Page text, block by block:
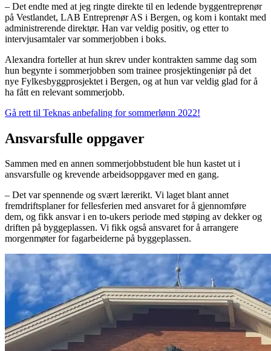
– Det endte med at jeg ringte direkte til en ledende byggentreprenør
på Vestlandet, LAB Entreprenør AS i Bergen, og kom i kontakt med
administrerende direktør. Han var veldig positiv, og etter to
intervjusamtaler var sommerjobben i boks.
Alexandra forteller at hun skrev under kontrakten samme dag som
hun begynte i sommerjobben som trainee prosjektingeniør på det
nye Fylkesbyggprosjektet i Bergen, og at hun var veldig glad for å
ha fått en relevant sommerjobb.
Gå rett til Teknas anbefaling for sommerlønn 2022!
Ansvarsfulle oppgaver
Sammen med en annen sommerjobbstudent ble hun kastet ut i
ansvarsfulle og krevende arbeidsoppgaver med en gang.
– Det var spennende og svært lærerikt. Vi laget blant annet
fremdriftsplaner for fellesferien med ansvaret for å gjennomføre
dem, og fikk ansvar i en to-ukers periode med støping av dekker og
driften på byggeplassen. Vi fikk også ansvaret for å arrangere
morgenmøter for fagarbeiderne på byggeplassen.